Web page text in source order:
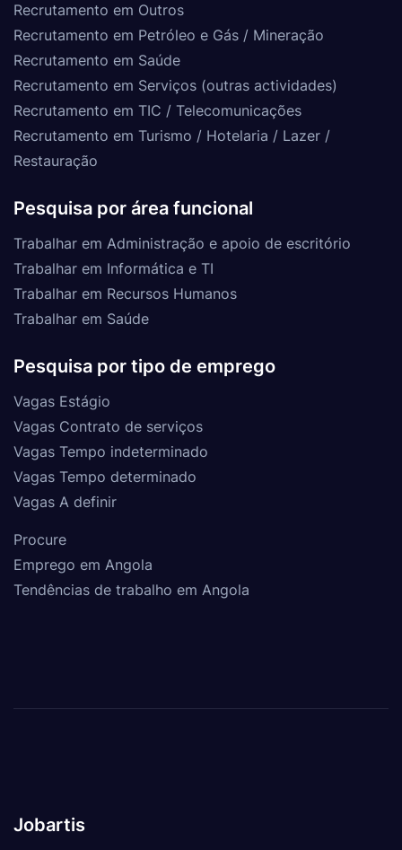
Recrutamento em Outros
Recrutamento em Petróleo e Gás / Mineração
Recrutamento em Saúde
Recrutamento em Serviços (outras actividades)
Recrutamento em TIC / Telecomunicações
Recrutamento em Turismo / Hotelaria / Lazer /
Restauração
Pesquisa por área funcional
Trabalhar em Administração e apoio de escritório
Trabalhar em Informática e TI
Trabalhar em Recursos Humanos
Trabalhar em Saúde
Pesquisa por tipo de emprego
Vagas Estágio
Vagas Contrato de serviços
Vagas Tempo indeterminado
Vagas Tempo determinado
Vagas A definir
Procure
Emprego em Angola
Tendências de trabalho em Angola
Jobartis